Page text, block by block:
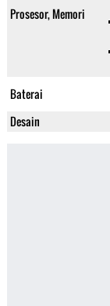
Prosesor, Memori
Baterai
Desain